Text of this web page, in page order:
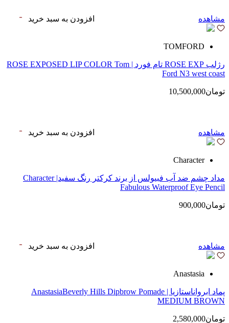
مشاهده افزودن به سبد خرید
TOMFORD
رژلب ROSE EXP تام فورد | ROSE EXPOSED LIP COLOR Tom
Ford N3 west coast
تومان10,500,000
مشاهده افزودن به سبد خرید
Character
مداد چشم ضد آب فبیولس از برند کرکتر رنگ سفید| Character
Fabulous Waterproof Eye Pencil
تومان900,000
مشاهده افزودن به سبد خرید
Anastasia
پماد ابرواناستازیا | AnastasiaBeverly Hills Dipbrow Pomade
MEDIUM BROWN
تومان2,580,000